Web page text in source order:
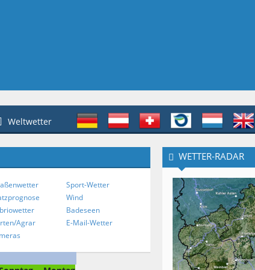
Weltwetter
Agrar
Sport-Wetter
Wind
Badeseen
E-Mail-Wetter
WETTER-RADAR